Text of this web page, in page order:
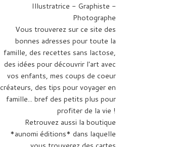
Illustratrice - Graphiste -
Photographe
Vous trouverez sur ce site des
bonnes adresses pour toute la
famille, des recettes sans lactose,
des idées pour découvrir l'art avec
vos enfants, mes coups de coeur
créateurs, des tips pour voyager en
famille... bref des petits plus pour
profiter de la vie !
Retrouvez aussi la boutique
*aunomi éditions* dans laquelle